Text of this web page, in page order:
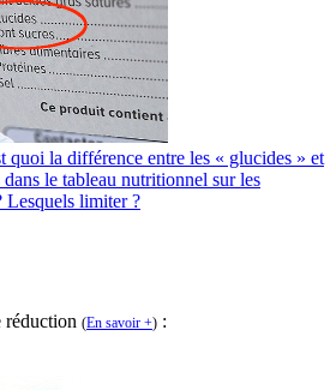
quoi la différence entre les « glucides » et
le tableau nutritionnel sur les
Lesquels limiter ?
réduction (En savoir +) :